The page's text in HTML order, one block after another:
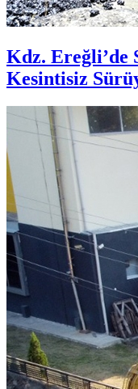
Kdz. Ereğli’de
Kesintisiz